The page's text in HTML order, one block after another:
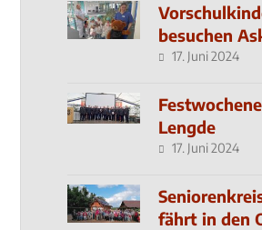
besuchen
Klinik
17. Juni 2024
Lengde
17. Juni 2024
fährt in den